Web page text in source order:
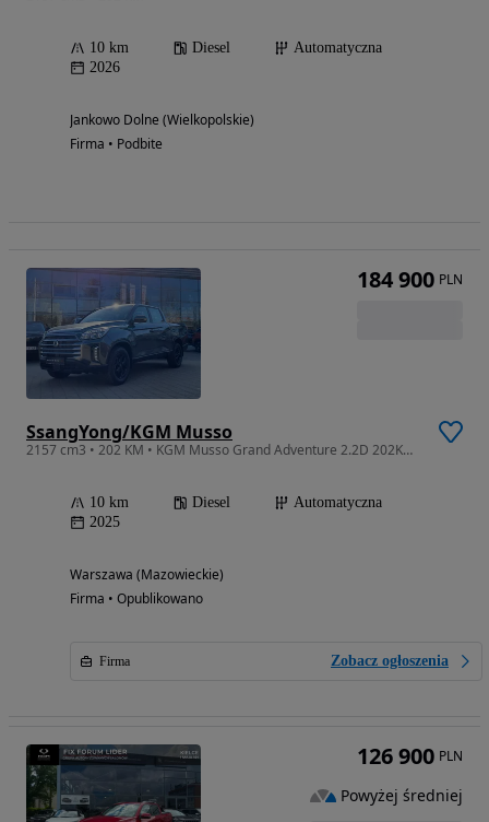
10 km Diesel
Automatyczna
2026
Jankowo Dolne (Wielkopolskie)
Firma • Podbite
SsangYong/KGM Musso
2157 cm3 • 202 KM • KGM Musso Grand Adventure 2.2D 202KM 4x4 blokada mostu
10 km Diesel
Automatyczna
2025
Warszawa (Mazowieckie)
Firma • Opublikowano
Firma Zobacz ogłoszenia
184 900 PLN
126 900 PLN
Powyżej średniej